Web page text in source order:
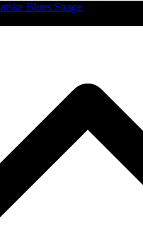
Blues Snage